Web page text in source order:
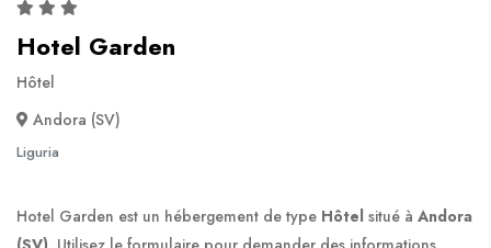
Hotel Garden
Hôtel
Andora (SV)
Liguria
Hotel Garden est un hébergement de type Hôtel situé à Andora